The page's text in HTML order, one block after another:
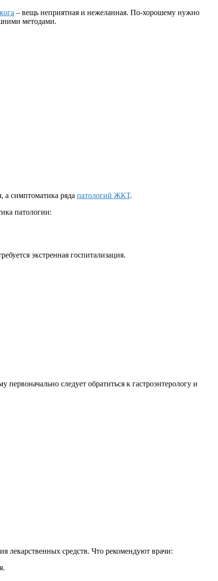
– вещь неприятная и нежеланная. По-хорошему нужно
методами.
а симптоматика ряда патологий ЖКТ.
патологии:
экстренная госпитализация.
следует обратиться к гастроэнтерологу и
лекарственных средств. Что рекомендуют врачи: